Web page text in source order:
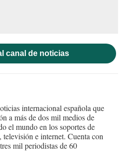
canal de noticias
internacional española que
a más de dos mil medios de
el mundo en los soportes de
televisión e internet. Cuenta con
mil periodistas de 60